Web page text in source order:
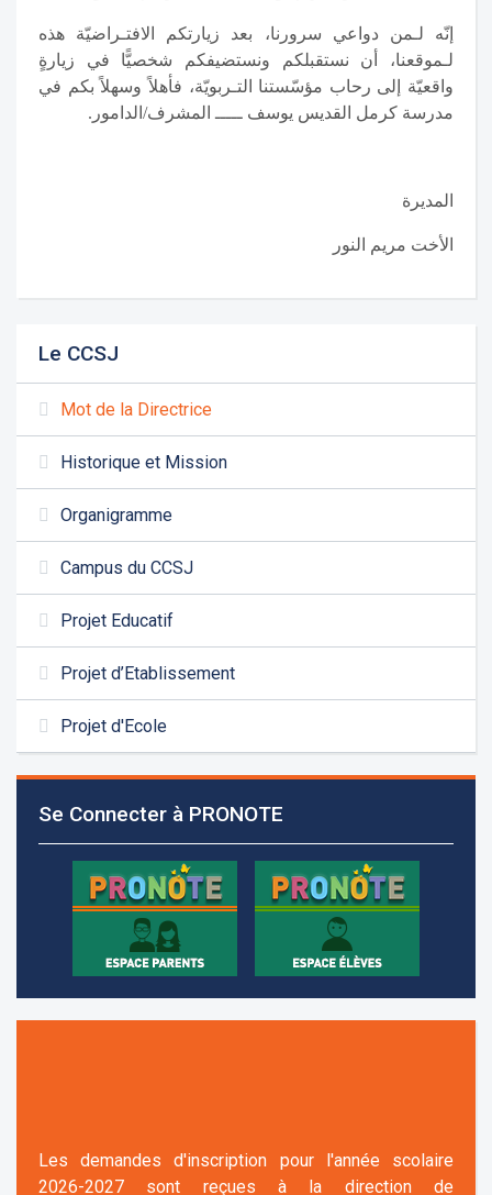
إنّه لـمن دواعي سرورنا، بعد زيارتكم الافتـراضيّة هذه
لـموقعنا، أن نستقبلكم ونستضيفكم شخصيًّا في زيارةٍ
واقعيّة إلى رحاب مؤسّستنا التـربويّة، فأهلاً وسهلاً بكم في
مدرسة كرمل القديس يوسف ـــــ المشرف/الدامور.
المديرة
الأخت مريم النور
Le CCSJ
Mot de la Directrice
Historique et Mission
Organigramme
Campus du CCSJ
Projet Educatif
Projet d’Etablissement
Projet d'Ecole
Se Connecter à PRONOTE
Les demandes d'inscription pour l'année scolaire
2026-2027 sont reçues à la direction de
l'établissement selon des rendez-vous fixés à
l’avance.
+961 25 601 171
+961 25 601 172
+961 3 669 641
2026-2027 sont reçues à la direction de
l'établissement selon des rendez-vous fixés à